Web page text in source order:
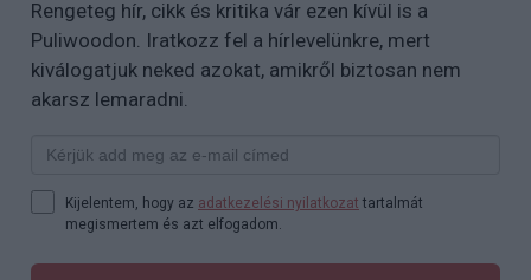
Rengeteg hír, cikk és kritika vár ezen kívül is a
Puliwoodon. Iratkozz fel a hírlevelünkre, mert
kiválogatjuk neked azokat, amikről biztosan nem
akarsz lemaradni.
Kijelentem, hogy az adatkezelési nyilatkozat tartalmát
megismertem és azt elfogadom.